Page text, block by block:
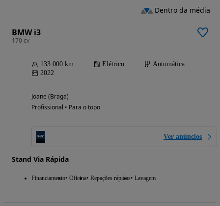
BMW i3
170 cv
133 000 km Elétrico
Automática
2022
Joane (Braga)
Profissional • Para o topo
Ver anúncios
Stand Via Rápida
Financiamento Oficina Repações rápidas Lavagem
Dentro da média